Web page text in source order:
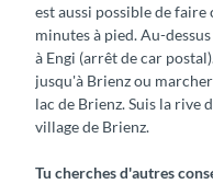
est aussi possible de
minutes à pied. Au-
à Engi (arrêt de car
jusqu'à Brienz ou
lac de Brienz. Suis la rive
village de Brienz.
Tu cherches d'autres